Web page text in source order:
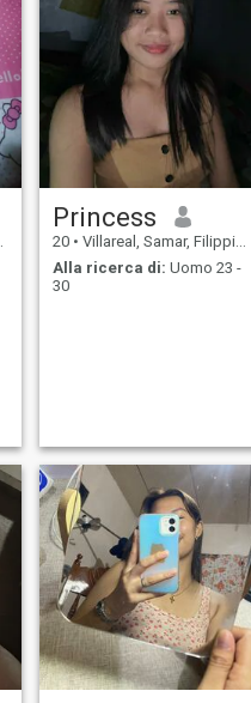
Princess
20 • Villareal, Samar, Filippine
Alla ricerca di: Uomo 23 -
30